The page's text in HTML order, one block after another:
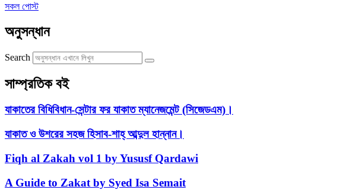
সকল পোস্ট
অনুসন্ধান
Search
সাম্প্রতিক বই
যাকাতের বিধিবিধান-সেন্টার ফর যাকাত ম্যানেজমেন্ট (সিজেডএম)।
যাকাত ও উশরের সহজ হিসাব-শাহ্ আব্দুল হান্নান।
Fiqh al Zakah vol 1 by Yususf Qardawi
A Guide to Zakat by Syed Isa Semait